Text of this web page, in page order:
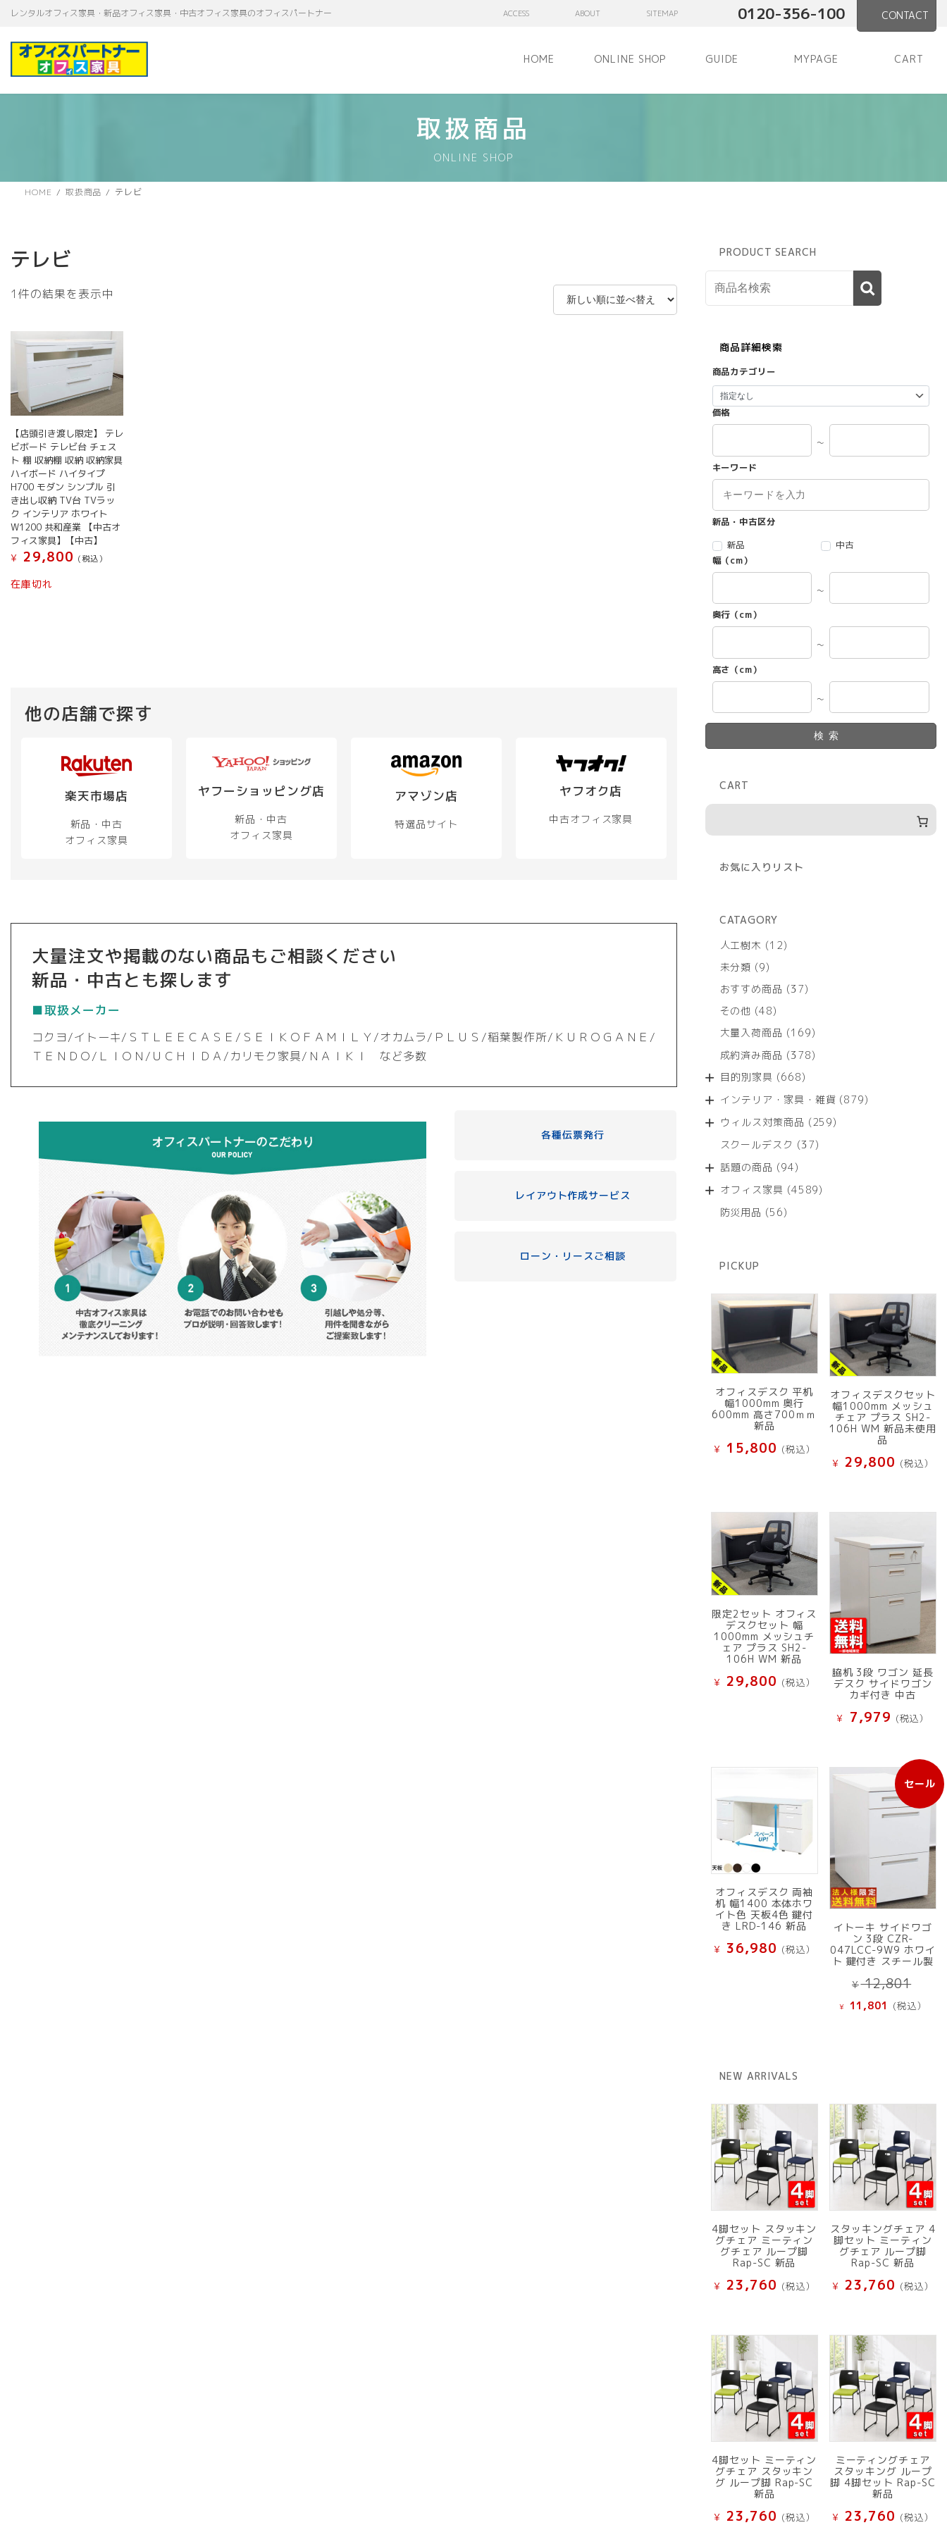
テ
ゲ
レンタルオフィス家具・新品オフィス家具・中古オフィス家具のオフィスパートナー ACCESS ABOUT SITEMAP 0120-356-100 CONTACT
HOME ONLINE SHOP GUIDE MYPAGE CART
取扱商品
ONLINE SHOP
HOME 取扱商品 テレビ
テレビ
1件の結果を表示中
【店頭引き渡し限定】 テレ
ビボード テレビ台 チェス
ト 棚 収納棚 収納 収納家具
ハイボード ハイタイプ
H700 モダン シンプル 引
き出し収納 TV台 TVラッ
ク インテリア ホワイト
W1200 共和産業 【中古オ
フィス家具】【中古】
¥ 29,800 (税込）
在庫切れ
他の店舗で探す
楽天市場店
新品・中古
オフィス家具
ヤフーショッピング店
新品・中古
オフィス家具
アマゾン店
特選品サイト
ヤフオク店
中古オフィス家具
大量注文や掲載のない商品もご相談ください
新品・中古とも探します
■取扱メーカー
コクヨ/イトーキ/ＳＴＬＥＥＣＡＳＥ/ＳＥＩＫＯＦＡＭＩＬＹ/オカムラ/ＰＬＵＳ/稲葉製作所/ＫＵＲＯＧＡＮＥ/
ＴＥＮＤＯ/ＬＩＯＮ/ＵＣＨＩＤＡ/カリモク家具/ＮＡＩＫＩ など多数
各種伝票発行
レイアウト作成サービス
ローン・リースご相談
PRODUCT SEARCH
商品詳細検索
商品カテゴリー
価格
～
キーワード
新品・中古区分
新品
中古
幅（cm）
～
奥行（cm）
～
高さ（cm）
～
検索
CART
お気に入りリスト
CATAGORY
人工樹木
1212
商
未分類 99
の
商
おすすめ商品 3737
商
その他 4848
の
商
大量入荷商品 169169
の
成約済み商品 378378
商
目的別家具 668668
の
商
インテリア・家具・雑貨 879879
ウィルス対策商品 259259
スクールデスク 3737
商
話題の商品 9494
の
オフィス家具 45894589
防災用品 5656
PICKUP
オフィスデスク 平机
幅1000mm 奥行
600mm 高さ700ｍｍ
新品
¥ 15,800 (税込）
オフィスデスクセット
幅1000mm メッシュ
チェア プラス SH2-
106H WM 新品未使用
品
¥ 29,800 (税込）
限定2セット オフィス
デスクセット 幅
1000mm メッシュチ
ェア プラス SH2-
106H WM 新品
¥ 29,800 (税込）
脇机 3段 ワゴン 延長
デスク サイドワゴン
カギ付き 中古
¥ 7,979 (税込）
オフィスデスク 両袖
机 幅1400 本体ホワ
イト色 天板4色 鍵付
き LRD-146 新品
¥ 36,980 (税込）
セール
販
売
中
品
イトーキ サイドワゴ
ン 3段 CZR-
047LCC-9W9 ホワイ
ト 鍵付き スチール製
¥12,801
の
価
¥ 11,801 現
で
す。
(税込）
NEW ARRIVALS
4脚セット スタッキン
グチェア ミーティン
グチェア ループ脚
Rap-SC 新品
¥ 23,760 (税込）
スタッキングチェア 4
脚セット ミーティン
グチェア ループ脚
Rap-SC 新品
¥ 23,760 (税込）
4脚セット ミーティン
グチェア スタッキン
グ ループ脚 Rap-SC
新品
¥ 23,760 (税込）
ミーティングチェア
スタッキング ループ
脚 4脚セット Rap-SC
新品
¥ 23,760 (税込）